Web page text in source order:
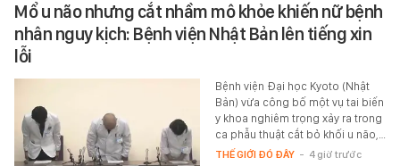
Mổ u não nhưng cắt nhầm mô khỏe khiến nữ bệnh
nhân nguy kịch: Bệnh viện Nhật Bản lên tiếng xin
lỗi
Bệnh viện Đại học Kyoto (Nhật
Bản) vừa công bố một vụ tai biến
y khoa nghiêm trọng xảy ra trong
ca phẫu thuật cắt bỏ khối u não,…
THẾ GIỚI ĐÓ ĐÂY - 4 giờ trước